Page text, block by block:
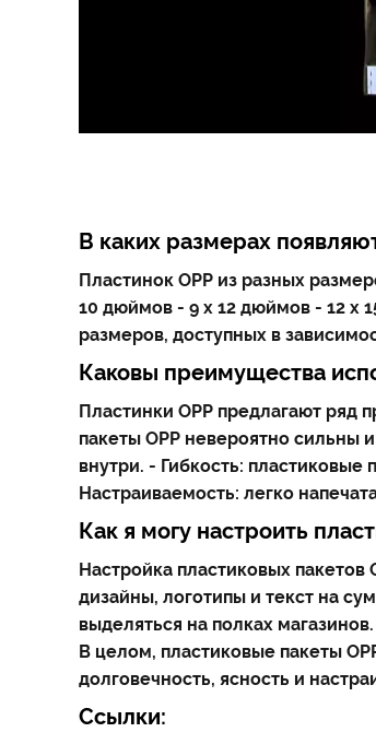
В каких размерах
Пластинок OPP из разных
10 дюймов - 9 х 12 дюймов - 12 х
размеров, доступных в
Каковы преимущества
Пластинки OPP предлагают ряд
пакеты OPP невероятно сильны
внутри. - Гибкость:
Настраиваемость: легко
Как я могу настроить
Настройка пластиковых
дизайны, логотипы и текст на
выделяться на полках магазинов.
В целом, пластиковые пакеты
долговечность, ясность и
Ссылки: